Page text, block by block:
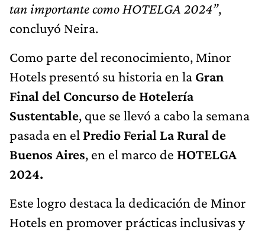
tan importante como HOTELGA 2024”,
concluyó Neira.
Como parte del reconocimiento, Minor
Hotels presentó su historia en la Gran
Final del Concurso de Hotelería
Sustentable, que se llevó a cabo la semana
pasada en el Predio Ferial La Rural de
Buenos Aires, en el marco de HOTELGA
2024.
Este logro destaca la dedicación de Minor
Hotels en promover prácticas inclusivas y